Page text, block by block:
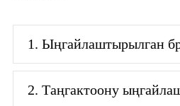
1. Ыңгайлаштырылган
2. Таңгактоону